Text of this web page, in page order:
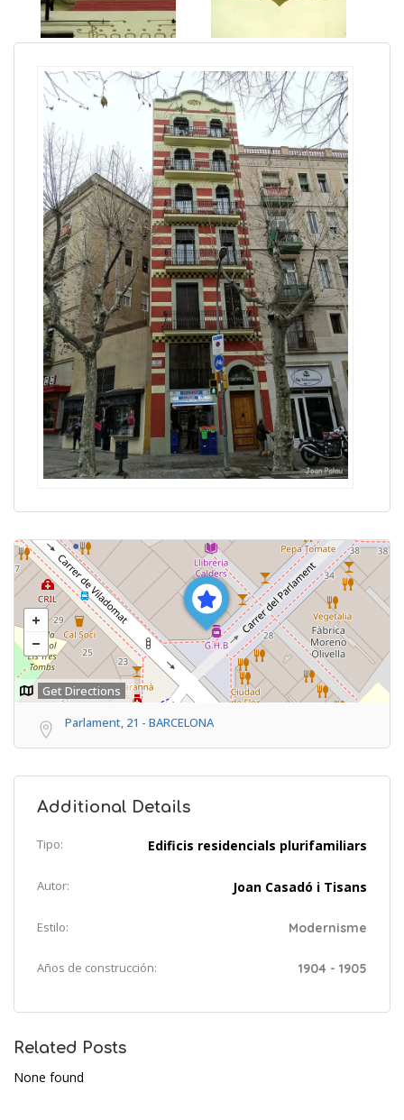
Get Directions
Parlament, 21 - BARCELONA
Additional Details
Tipo: Edificis residencials plurifamiliars
Autor: Joan Casadó i Tisans
Estilo: Modernisme
Años de construcción: 1904 - 1905
Related Posts
None found